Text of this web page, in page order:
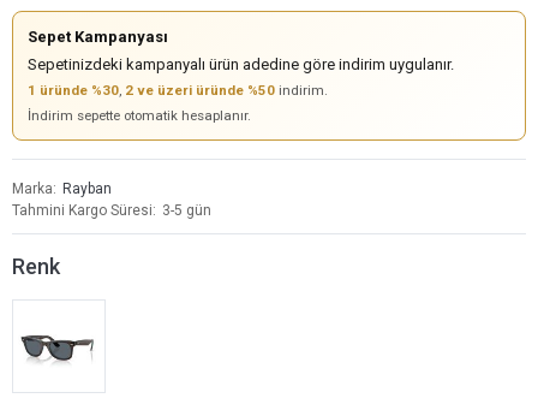
Sepet Kampanyası
Sepetinizdeki kampanyalı ürün adedine göre indirim uygulanır.
1 üründe %30, 2 ve üzeri üründe %50 indirim.
İndirim sepette otomatik hesaplanır.
Marka
Rayban
Tahmini Kargo Süresi
3-5 gün
Renk